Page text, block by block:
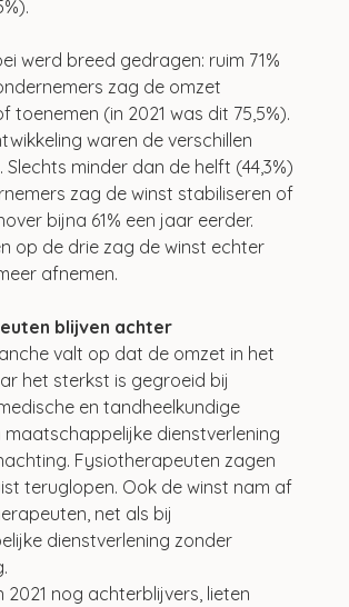
werd breed gedragen: ruim 71%
zag de omzet
toenemen (in 2021 was dit 75,5%).
waren de verschillen
minder dan de helft (44,3%)
zag de winst stabiliseren of
bijna 61% een jaar eerder.
op de drie zag de winst echter
afnemen.
blijven achter
valt op dat de omzet in het
het sterkst is gegroeid bij
en tandheelkundige
maatschappelijke dienstverlening
Fysiotherapeuten zagen
teruglopen. Ook de winst nam af
net als bij
dienstverlening zonder
2021 nog achterblijvers, lieten